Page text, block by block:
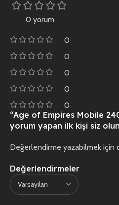
0 yorum
0
0
0
0
0
Değerlendirmeler
“Age of Empires Mobile
yorum yapan ilk kişi siz olun
Değerlendirme yazabilmek için